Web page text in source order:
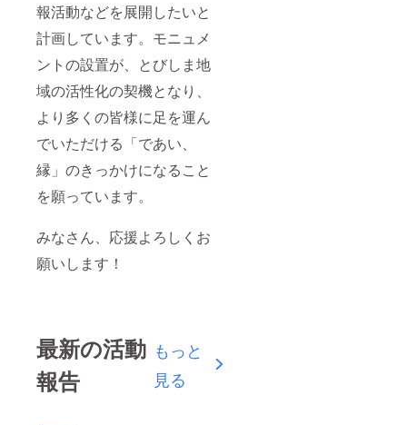
報活動などを展開したいと
計画しています。モニュメ
ントの設置が、とびしま地
域の活性化の契機となり、
より多くの皆様に足を運ん
でいただける「であい、
縁」のきっかけになること
を願っています。
みなさん、応援よろしくお
願いします！
最新の活動
報告
もっと
見る